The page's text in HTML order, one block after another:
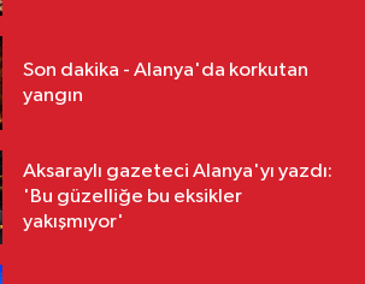
Son dakika - Alanya'da korkutan
yangın
Aksaraylı gazeteci Alanya'yı yazdı:
'Bu güzelliğe bu eksikler
yakışmıyor'